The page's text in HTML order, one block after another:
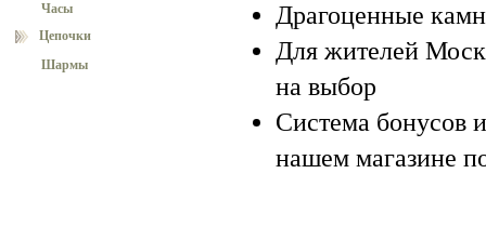
Часы
Цепочки
Шармы
Драгоценные
Для жителей
на выбор
Система бонусов
нашем магазине